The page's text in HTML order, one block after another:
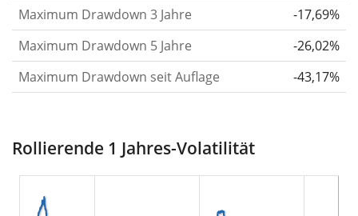
annualisierte (d. h. auf einen Einjahreszeitraum
umgerechnete) historische Rendite geteilt durch die
historische annualisierte Volatilität.Rendite pro
Risiko setzt die historische Rendite eines
das Ausmaß der Kursschwankungen, die man in
Kauf nehmen musste, um von der Rendite des
Wertpapiers zu profitieren. Wir berechnen diese
Maximum Drawdown 3 Jahre
-17,69%
Maximum Drawdown 5 Jahre
-26,02%
Maximum Drawdown seit Auflage
-43,17%
Rollierende 1 Jahres-Volatilität